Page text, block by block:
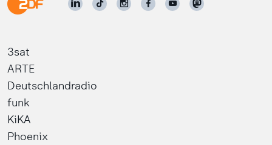
3sat
ARTE
Deutschlandradio
funk
KiKA
Phoenix